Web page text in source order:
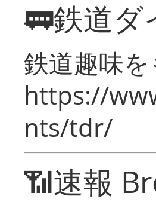
🚃鉄道ダ
鉄道趣味
https://
nts/tdr/
📶速報